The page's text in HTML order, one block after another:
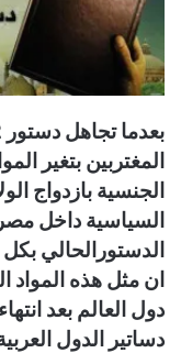
ا
ل
ت
ر
و
ن
ي
المغتربين بتغير
الجنسية بازدواج
السياسية داخل
الدستورالحالي
ان مثل هذه
دول العالم بعد
دساتير الدول